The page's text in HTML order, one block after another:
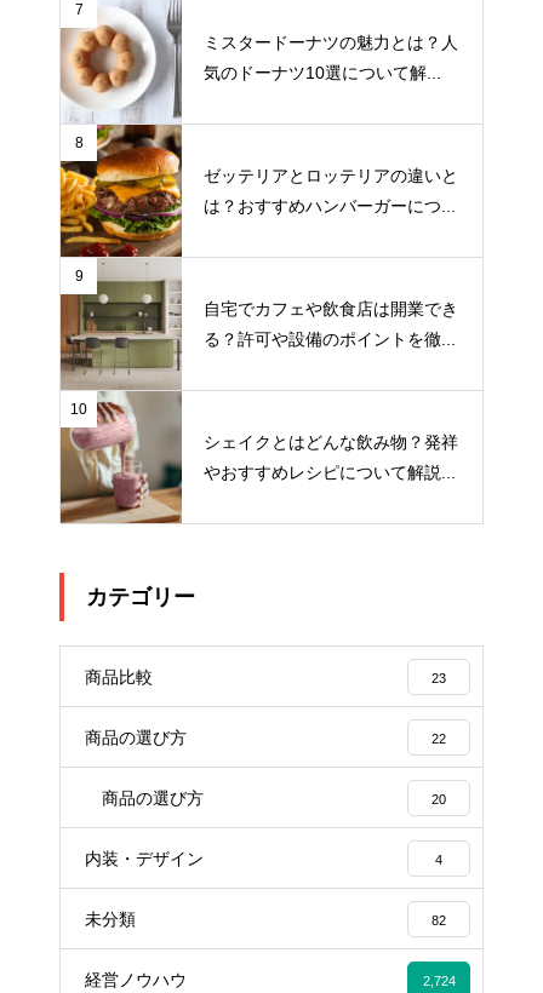
7
ミスタードーナツの魅力とは？人
気のドーナツ10選について解...
8
ゼッテリアとロッテリアの違いと
は？おすすめハンバーガーにつ...
9
自宅でカフェや飲食店は開業でき
る？許可や設備のポイントを徹...
10
シェイクとはどんな飲み物？発祥
やおすすめレシピについて解説...
カテゴリー
商品比較 23
商品の選び方 22
商品の選び方 20
内装・デザイン 4
未分類 82
経営ノウハウ 2,724